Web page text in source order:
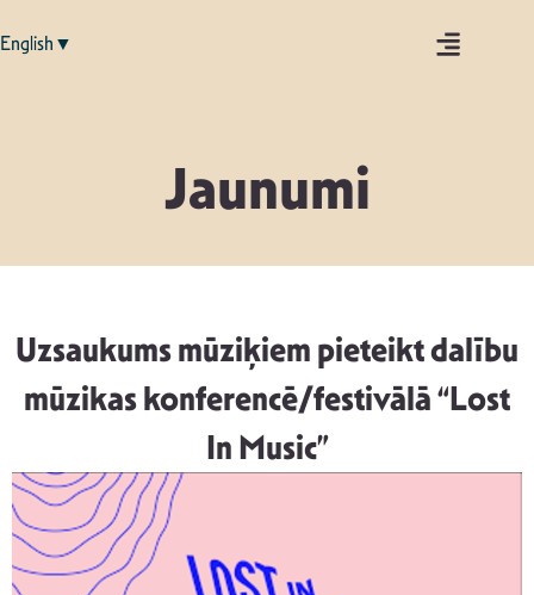
English▼
Jaunumi
Uzsaukums mūziķiem pieteikt dalību
mūzikas konferencē/festivālā “Lost
In Music”